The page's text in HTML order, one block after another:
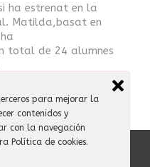
ha estrenat en la
Matilda,basat en
total de 24 alumnes
DE PICASSENT
para mejorar la
contenidos y
con la navegación
Política de cookies.